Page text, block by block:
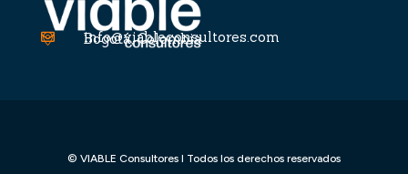
 info@viableconsultores.com
 Bogotá, Colombia
© VIABLE Consultores I Todos los derechos reservados